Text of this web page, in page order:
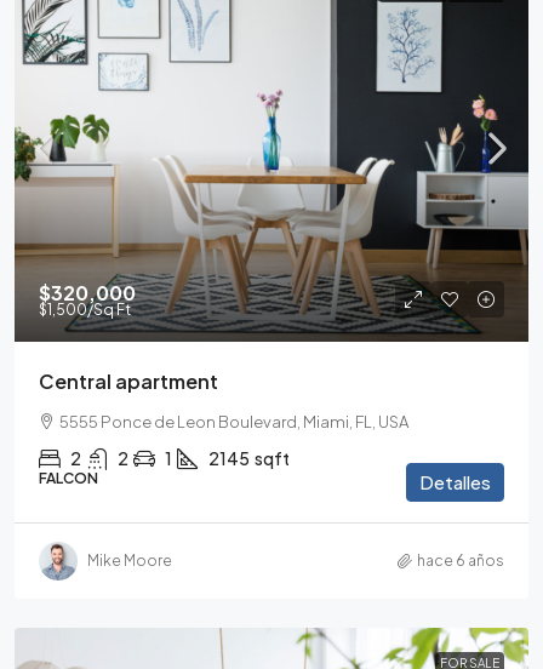
$320,000
$1,500/Sq Ft
Central apartment
5555 Ponce de Leon Boulevard, Miami, FL, USA
2 2 1 2145 sqft
FALCON Detalles
Mike Moore hace 6 años
FOR SALE